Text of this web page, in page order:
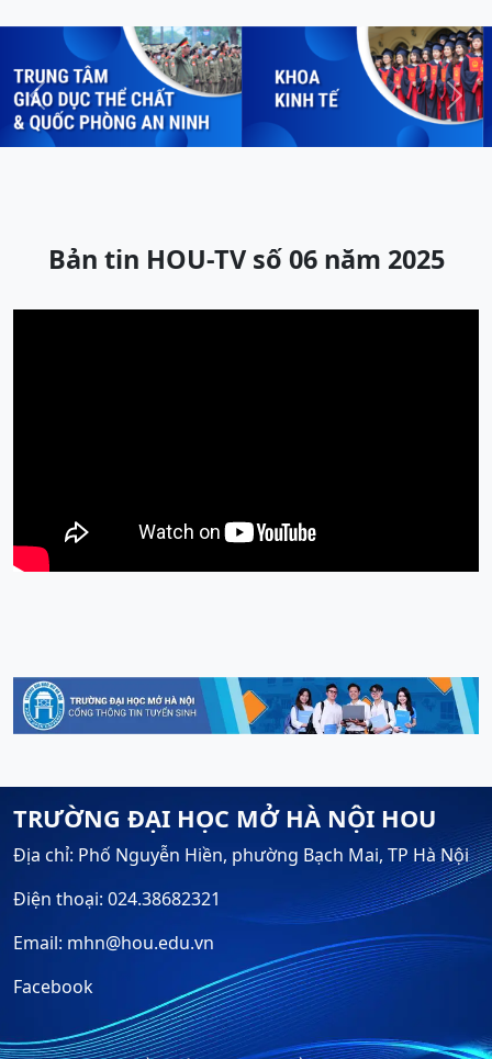
Previous Next
Bản tin HOU-TV số 06 năm 2025
TRƯỜNG ĐẠI HỌC MỞ HÀ NỘI HOU
Địa chỉ: Phố Nguyễn Hiền, phường Bạch Mai, TP Hà Nội
Điện thoại: 024.38682321
Email: mhn@hou.edu.vn
Facebook